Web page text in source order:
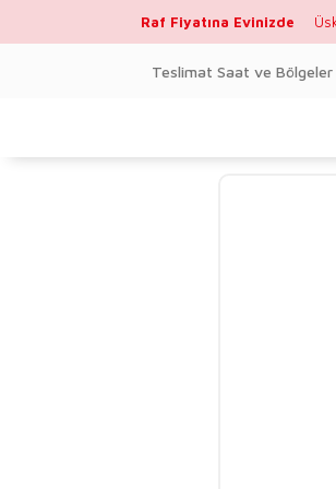
Raf Fiyatına Evinizde
Teslimat Saat ve Bölgeler